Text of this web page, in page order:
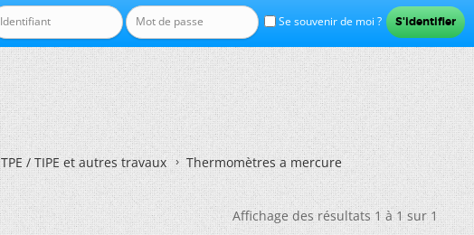
Se souvenir de moi ?
TPE / TIPE et autres travaux Thermomètres a mercure
Affichage des résultats 1 à 1 sur 1